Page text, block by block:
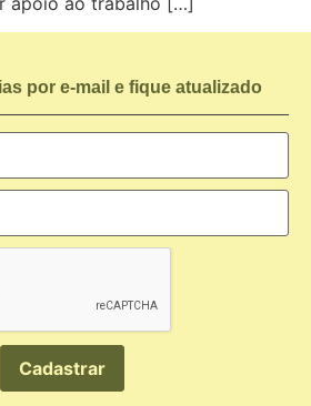
por e-mail e fique atualizado